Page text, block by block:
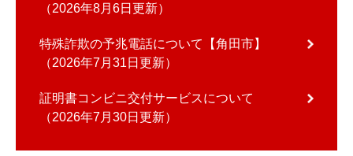
2026年8月6日更新
特殊詐欺の予兆電話について【角田市】
2026年7月31日更新
証明書コンビニ交付サービスについて
2026年7月30日更新